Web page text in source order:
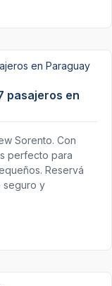
pasajeros en
Sorento. Con
perfecto para
Reservá
seguro y